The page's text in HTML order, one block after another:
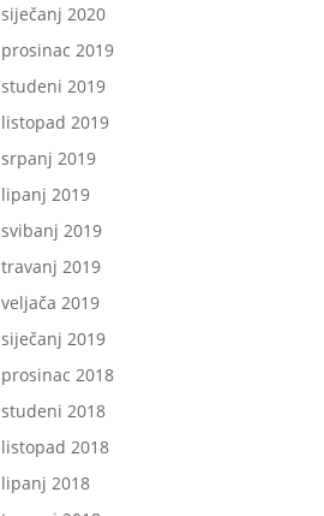
siječanj 2020
prosinac 2019
studeni 2019
listopad 2019
srpanj 2019
lipanj 2019
svibanj 2019
travanj 2019
veljača 2019
siječanj 2019
prosinac 2018
studeni 2018
listopad 2018
lipanj 2018